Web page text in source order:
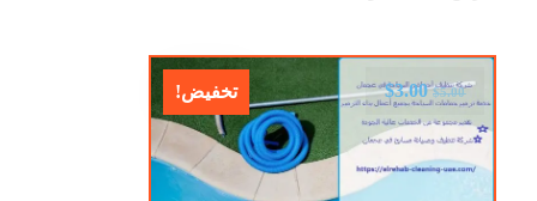
تخفيض! $5.00
$3.00